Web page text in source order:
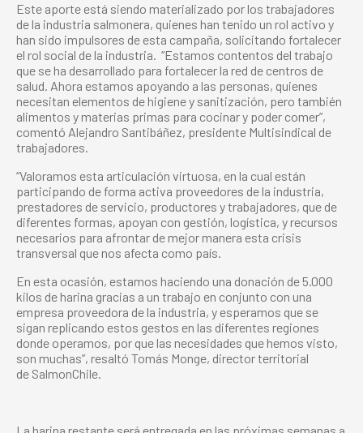
Este aporte está siendo materializado por los trabajadores
de la industria salmonera, quienes han tenido un rol activo y
han sido impulsores de esta campaña, solicitando fortalecer
el rol social de la industria. “Estamos contentos del trabajo
que se ha desarrollado para fortalecer la red de centros de
salud. Ahora estamos apoyando a las personas, quienes
necesitan elementos de higiene y sanitización, pero también
alimentos y materias primas para cocinar y poder comer”,
comentó Alejandro Santibáñez, presidente Multisindical de
trabajadores.
“Valoramos esta articulación virtuosa, en la cual están
participando de forma activa proveedores de la industria,
prestadores de servicio, productores y trabajadores, que de
diferentes formas, apoyan con gestión, logística, y recursos
necesarios para afrontar de mejor manera esta crisis
transversal que nos afecta como país.
En esta ocasión, estamos haciendo una donación de 5.000
kilos de harina gracias a un trabajo en conjunto con una
empresa proveedora de la industria, y esperamos que se
sigan replicando estos gestos en las diferentes regiones
donde operamos, por que las necesidades que hemos visto,
son muchas”, resaltó Tomás Monge, director territorial
de SalmonChile.